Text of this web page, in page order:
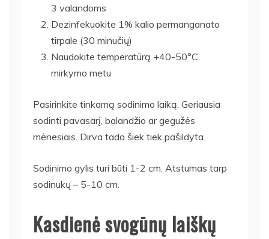
3 valandoms
Dezinfekuokite 1% kalio permanganato
tirpale (30 minučių)
Naudokite temperatūrą +40-50°C
mirkymo metu
Pasirinkite tinkamą sodinimo laiką. Geriausia
sodinti pavasarį, balandžio ar gegužės
mėnesiais. Dirva tada šiek tiek pašildyta.
Sodinimo gylis turi būti 1-2 cm. Atstumas tarp
sodinukų – 5-10 cm.
Kasdienė svogūnų laiškų